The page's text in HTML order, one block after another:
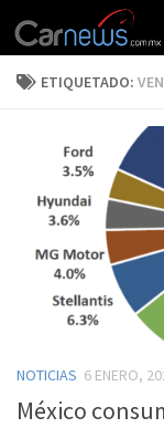
ETIQUETADO:
NOTICIAS 6 ENERO,
México